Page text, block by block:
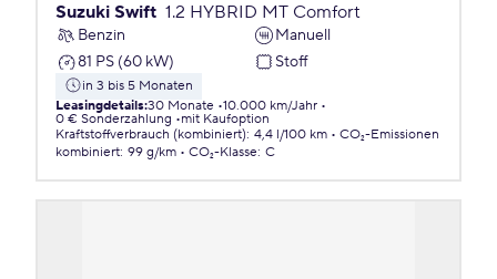
Suzuki Swift 1.2 HYBRID MT Comfort
Benzin
Manuell
81 PS (60 kW)
Stoff
in 3 bis 5 Monaten
Leasingdetails:30 Monate 10.000 km/Jahr
0 € Sonderzahlung
mit Kaufoption
Kraftstoffverbrauch (kombiniert): 4,4 l/100 km
CO₂-Emissionen
kombiniert: 99 g/km CO₂-Klasse: C